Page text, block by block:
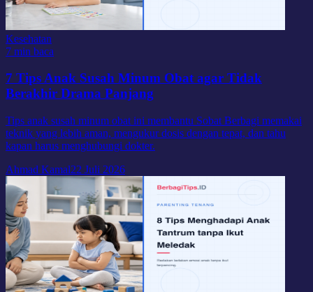
Kesehatan
7 min baca
7 Tips Anak Susah Minum Obat agar Tidak
Berakhir Drama Panjang
Tips anak susah minum obat ini membantu Sobat Berbagi memakai
teknik yang lebih aman, mengukur dosis dengan tepat, dan tahu
kapan harus menghubungi dokter.
Ahmad Kamal22 Juli 2026